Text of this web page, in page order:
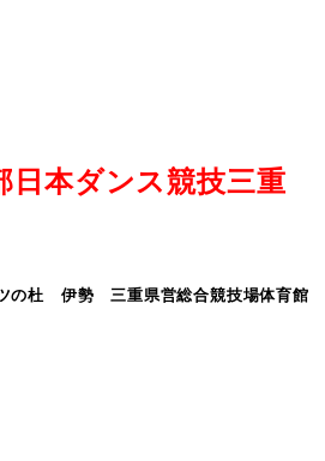
本ダンス競技三重
の杜 伊勢 三重県営総合競技場体育館